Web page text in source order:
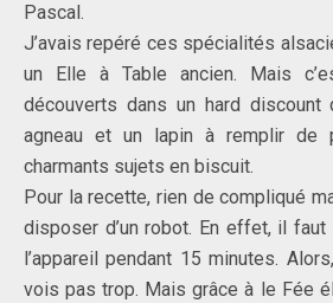
Pascal.
J’avais repéré ces spécialités
un Elle à Table ancien. Mais
découverts dans un hard discount
agneau et un lapin à remplir de
charmants sujets en biscuit.
Pour la recette, rien de compliqué
disposer d’un robot. En effet, il
l’appareil pendant 15 minutes.
vois pas trop. Mais grâce à le Fée